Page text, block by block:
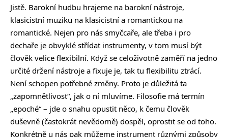
Jistě. Barokní hudbu hrajeme na barokní nástroje,
klasicistní muziku na klasicistní a romantickou na
romantické. Nejen pro nás smyčcaře, ale třeba i pro
dechaře je obvyklé střídat instrumenty, v tom musí být
člověk velice flexibilní. Když se celoživotně zaměří na jedno
určité držení nástroje a fixuje je, tak tu flexibilitu ztrácí.
Není schopen potřebné změny. Proto je důležitá ta
„zapomnětlivost“, jak o ní mluvíme. Filosofie má termín
„epoché“ – jde o snahu opustit něco, k čemu člověk
duševně (častokrát nevědomě) dospěl, oprostit se od toho.
Konkrétně u nás pak můžeme instrument různými způsoby